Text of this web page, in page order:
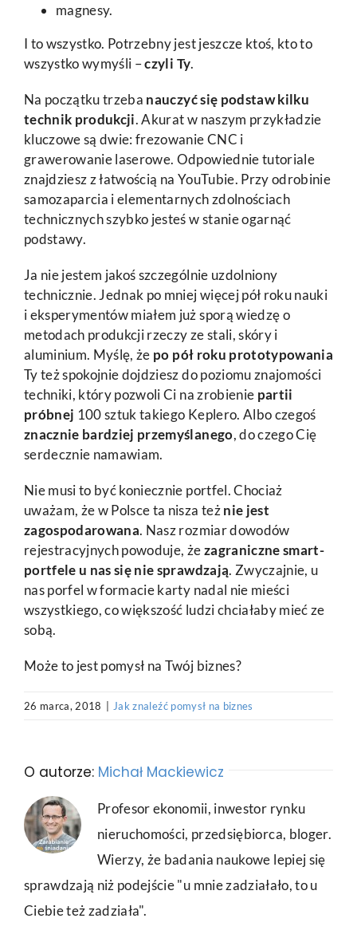
magnesy.
I to wszystko. Potrzebny jest jeszcze ktoś, kto to
wszystko wymyśli –czyli Ty.
Na początku trzeba nauczyć się podstaw kilku
technik produkcji. Akurat w naszym przykładzie
kluczowe są dwie: frezowanie CNC i
grawerowanie laserowe. Odpowiednie tutoriale
znajdziesz z łatwością na YouTubie. Przy odrobinie
samozaparcia i elementarnych zdolnościach
technicznych szybko jesteś w stanie ogarnąć
podstawy.
Ja nie jestem jakoś szczególnie uzdolniony
technicznie. Jednak po mniej więcej pół roku nauki
i eksperymentów miałem już sporą wiedzę o
metodach produkcji rzeczy ze stali, skóry i
aluminium. Myślę, że po pół roku prototypowania
Ty też spokojnie dojdziesz do poziomu znajomości
techniki, który pozwoli Ci na zrobienie partii
próbnej 100 sztuk takiego Keplero. Albo czegoś
znacznie bardziej przemyślanego, do czego Cię
serdecznie namawiam.
Nie musi to być koniecznie portfel. Chociaż
uważam, że w Polsce ta nisza teżnie jest
zagospodarowana. Nasz rozmiar dowodów
rejestracyjnych powoduje, żezagraniczne smart-
portfele u nas się nie sprawdzają. Zwyczajnie, u
nas porfel w formacie karty nadal nie mieści
wszystkiego, co większość ludzi chciałaby mieć ze
sobą.
Może to jest pomysł na Twój biznes?
26 marca, 2018 Jak znaleźć pomysł na biznes
O autorze: Michał Mackiewicz
Profesor ekonomii, inwestor rynku
nieruchomości, przedsiębiorca, bloger.
Wierzy, że badania naukowe lepiej się
sprawdzają niż podejście "u mnie zadziałało, to u
Ciebie też zadziała".